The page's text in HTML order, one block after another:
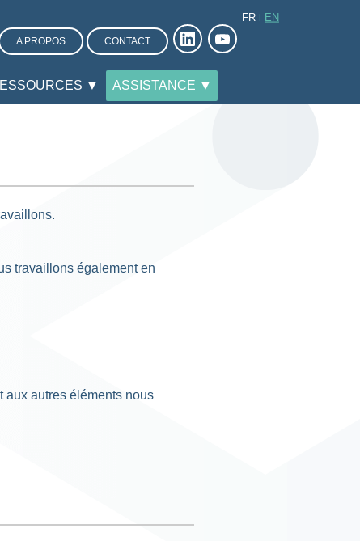
A PROPOS CONTACT
FR EN
▼ ASSISTANCE ▼
travaillons également en
aux autres éléments nous